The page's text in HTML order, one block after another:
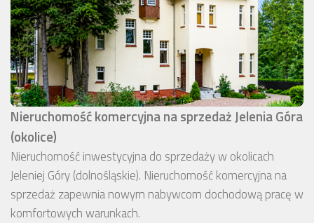
Nieruchomość komercyjna na sprzedaż Jelenia Góra
(okolice)
Nieruchomość inwestycyjna do sprzedaży w okolicach
Jeleniej Góry (dolnośląskie). Nieruchomość komercyjna na
sprzedaż zapewnia nowym nabywcom dochodową pracę w
komfortowych warunkach.